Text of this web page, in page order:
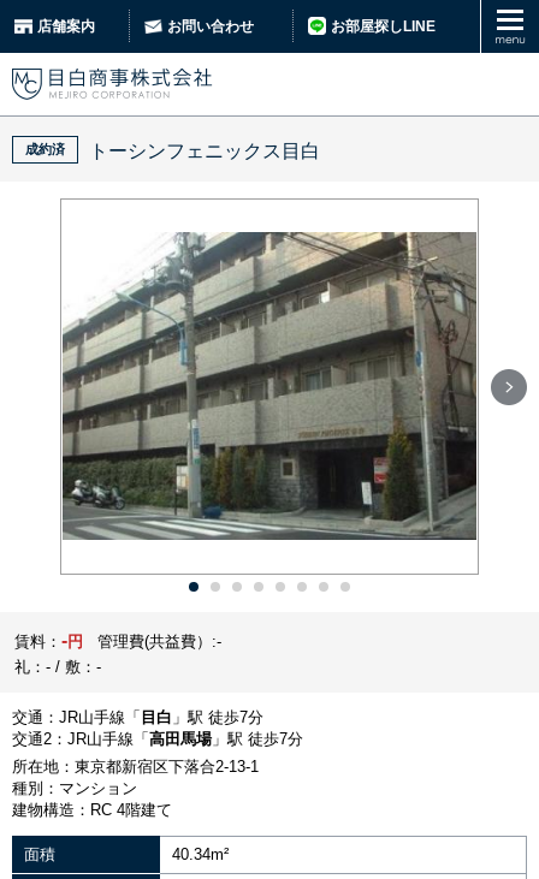
店舗案内 お問い合わせ お部屋探しLINE
成約済 トーシンフェニックス目白
賃料： -円
管理費(共益費）:-
礼：- / 敷：-
交通：JR山手線「 目白 」駅 徒歩7分
交通2：JR山手線「 高田馬場」駅 徒歩7分
所在地：東京都新宿区下落合2-13-1
種別：マンション
建物構造：RC 4階建て
面積 40.34m²